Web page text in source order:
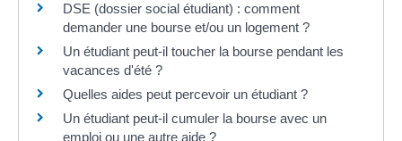
DSE (dossier social étudiant) : comment
demander une bourse et/ou un logement ?
Un étudiant peut-il toucher la bourse pendant les
vacances d'été ?
Quelles aides peut percevoir un étudiant ?
Un étudiant peut-il cumuler la bourse avec un
emploi ou une autre aide ?